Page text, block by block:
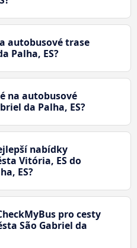
autobusové trase
Palha, ES?
na autobusové
da Palha, ES?
nabídky
Vitória, ES do
ES?
pro cesty
São Gabriel da